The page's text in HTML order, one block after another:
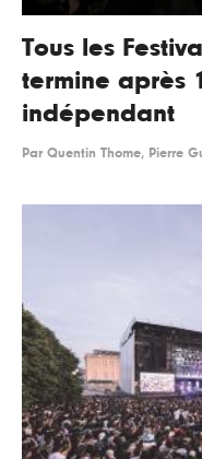
Tous les
termine après
indépendant
Par Quentin Thome, Pierre